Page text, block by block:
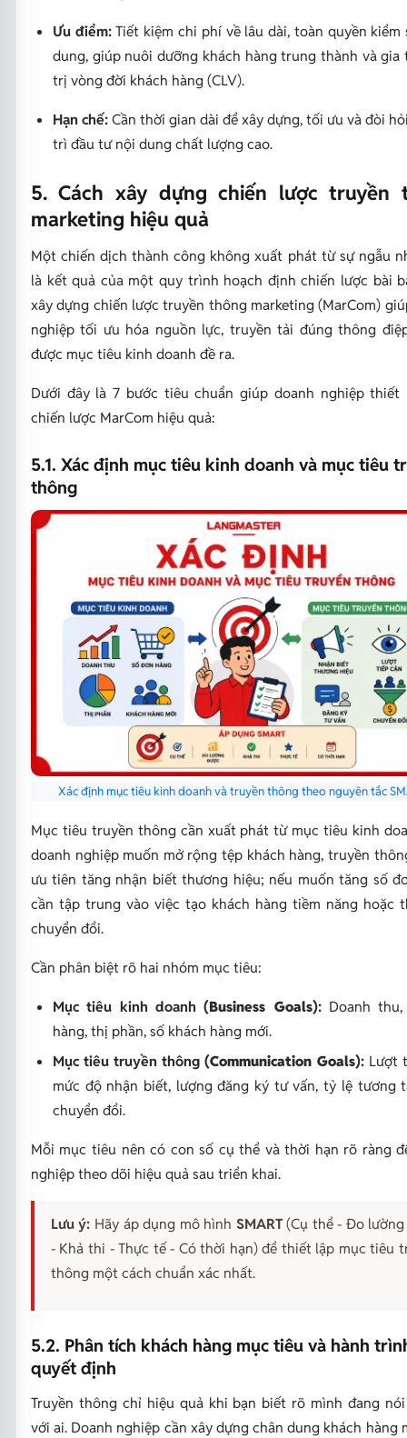
Ưu điểm:Tiết kiệm chi phí về lâu dài, toàn quyền kiểm
dung, giúp nuôi dưỡng khách hàng trung thành và gia
trị vòng đời khách hàng (CLV).
Hạn chế:Cần thời gian dài để xây dựng, tối ưu và đòi
trì đầu tư nội dung chất lượng cao.
5. Cách xây dựng chiến lược truyền
marketing hiệu quả
Một chiến dịch thành công không xuất phát từ sự ngẫu
là kết quả của một quy trình hoạch định chiến lược bài
xây dựng chiến lược truyền thông marketing (MarCom)
nghiệp tối ưu hóa nguồn lực, truyền tải đúng thông
được mục tiêu kinh doanh đề ra.
Dưới đây là 7 bước tiêu chuẩn giúp doanh nghiệp thiết
chiến lược MarCom hiệu quả:
5.1. Xác định mục tiêu kinh doanh và mục tiêu
thông
Xác định mục tiêu kinh doanh và truyền thông theo nguyên tắc
Mục tiêu truyền thông cần xuất phát từ mục tiêu kinh
doanh nghiệp muốn mở rộng tệp khách hàng, truyền
ưu tiên tăng nhận biết thương hiệu; nếu muốn tăng số
cần tập trung vào việc tạo khách hàng tiềm năng hoặc
chuyển đổi.
Cần phân biệt rõ hai nhóm mục tiêu:
Mục tiêu kinh doanh(Business Goals):Doanh thu,
hàng, thị phần, số khách hàng mới.
Mục tiêu truyền thông (Communication Goals):Lượt
mức độ nhận biết, lượng đăng ký tư vấn, tỷ lệ tương
chuyển đổi.
Mỗi mục tiêu nên có con số cụ thể và thời hạn rõ ràng
nghiệp theo dõi hiệu quả sau triển khai.
Lưu ý: Hãy áp dụng mô hình SMART(Cụ thể - Đo
- Khả thi - Thực tế - Có thời hạn) để thiết lập mục tiêu
thông một cách chuẩn xác nhất.
5.2. Phân tích khách hàng mục tiêu và hành
quyết định
Truyền thông chỉ hiệu quả khi bạn biết rõ mình đang
với ai. Doanh nghiệp cần xây dựng chân dung khách hàng